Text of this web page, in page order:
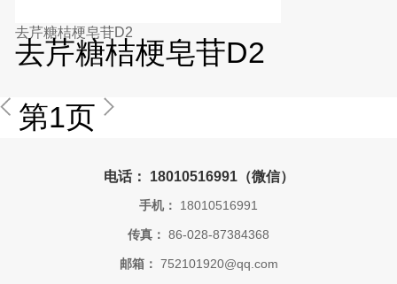
去芹糖桔梗皂苷D2
去芹糖桔梗皂苷D2
第1页
电话： 18010516991（微信）
手机： 18010516991
传真： 86-028-87384368
邮箱： 752101920@qq.com